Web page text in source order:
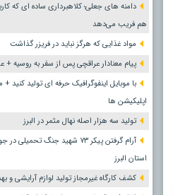
دامنه های جعلی؛ کلاهبرداری ساده ای که
هم فریب می‌دهد
مواد غذایی که هرگز نباید در فریزر گذاشت
پیام معنادار عراقچی پس از سفر به روسیه
با موبایل اینفوگرافیک حرفه ای تولید کنید +
اپلیکیشن ها
تولید سه هزار اصله نهال مثمر در البرز
آرام گرفتن پیکر ۷۳ شهید جنگ
استان البرز
کشف کارگاه غیرمجاز تولید لوازم آرایشی و